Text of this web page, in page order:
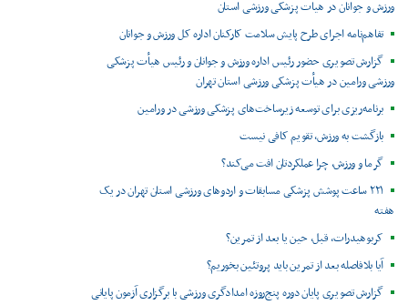
ورزش و جوانان در هیات پزشکی ورزشی استان
تفاهم‌نامه اجرای طرح پایش سلامت کارکنان اداره کل ورزش و جوانان
گزارش تصویری حضور رئیس اداره ورزش و جوانان و رئیس هیأت پزشکی
ورزشی ورامین در هیأت پزشکی ورزشی استان تهران
برنامه‌ریزی برای توسعه زیرساخت‌های پزشکی ورزشی در ورامین
بازگشت به ورزش، تقویم کافی نیست
گرما و ورزش، چرا عملکردتان افت می‌کند؟
۲۲۱ ساعت پوشش پزشکی مسابقات و اردوهای ورزشی استان تهران در یک
هفته
کربوهیدرات، قبل، حین یا بعد از تمرین؟
آیا بلافاصله بعد از تمرین باید پروتئین بخوریم؟
گزارش تصویری پایان دوره پنج‌روزه امدادگری ورزشی با برگزاری آزمون پایانی